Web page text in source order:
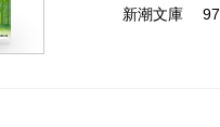
新潮文庫